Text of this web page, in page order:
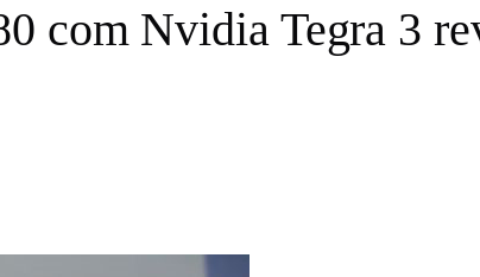
com Nvidia Tegra 3